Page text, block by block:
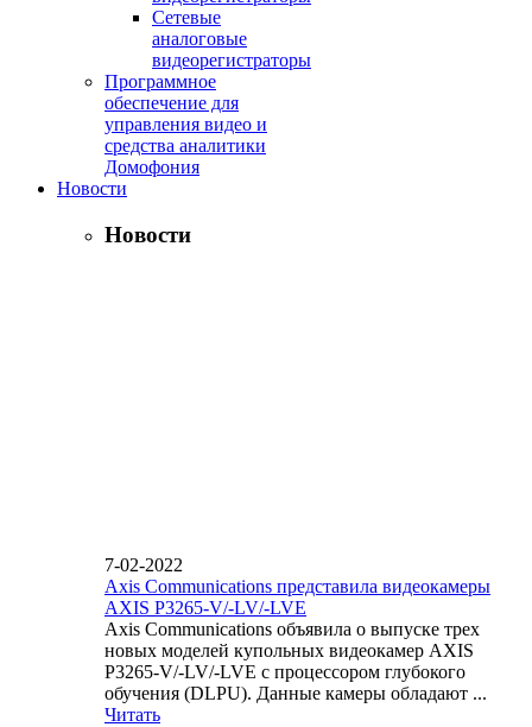
Сетевые
аналоговые
видеорегистраторы
Программное
обеспечение для
управления видео и
средства аналитики
Домофония
Новости
Новости
7-02-2022
Axis Communications представила видеокамеры
AXIS P3265-V/-LV/-LVE
Axis Communications объявила о выпуске трех
новых моделей купольных видеокамер AXIS
P3265-V/-LV/-LVE с процессором глубокого
обучения (DLPU). Данные камеры обладают ...
Читать